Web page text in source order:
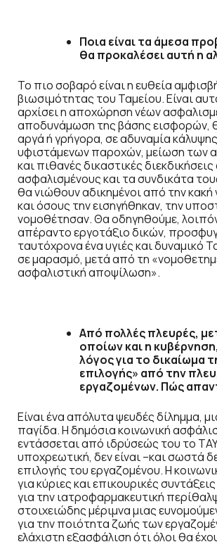
Ποια είναι τα άμεσα
θα προκαλέσει αυτή η
Το πιο σοβαρό είναι η ευθεία
βιωσιμότητας του Ταμείου. Είναι
αρχίσει η αποχώρηση νέων
αποδυνάμωση της βάσης εισφορών,
αργά ή γρήγορα, σε αδυναμία
υφιστάμενων παροχών, μείωση των
και πιθανές δικαστικές
ασφαλισμένους και τα συνδικάτα
θα νιώθουν αδικημένοι από την
και όσους την εισηγήθηκαν, την
νομοθέτησαν. Θα οδηγηθούμε,
απέραντο εργοτάξιο δικών,
ταυτόχρονα ένα υγιές και δυναμικό
σε μαρασμό, μετά από τη
ασφαλιστική αποψίλωση».
Από πολλές πλευρές,
οποίων και η
λόγος για το δικαίωμα
επιλογής» από την
εργαζομένων. Πώς
Είναι ένα απόλυτα ψευδές δίλημμα,
παγίδα. Η δημόσια κοινωνική
εντάσσεται από ιδρύσεώς του το
υποχρεωτική, δεν είναι –και σωστά
επιλογής του εργαζομένου. Η
για κύριες και επικουρικές
για την ιατροφαρμακευτική
στοιχειώδης μέριμνα μιας
για την ποιότητα ζωής των
ελάχιστη εξασφάλιση ότι όλοι θα